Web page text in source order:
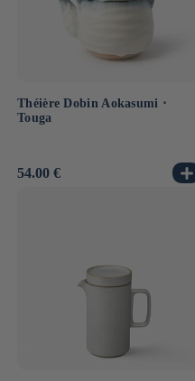
Théière Dobin Aokasumi ⋅
Touga
Prix
54.00 €